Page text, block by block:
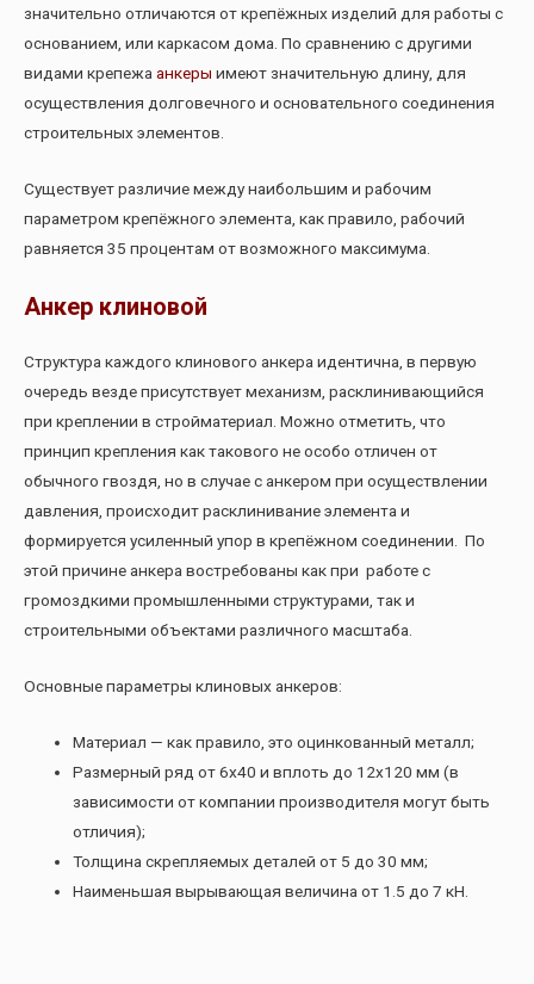
значительно отличаются от крепёжных изделий для работы с
основанием, или каркасом дома. По сравнению с другими
видами крепежа анкеры имеют значительную длину, для
осуществления долговечного и основательного соединения
строительных элементов.
Существует различие между наибольшим и рабочим
параметром крепёжного элемента, как правило, рабочий
равняется 35 процентам от возможного максимума.
Анкер клиновой
Структура каждого клинового анкера идентична, в первую
очередь везде присутствует механизм, расклинивающийся
при креплении в стройматериал. Можно отметить, что
принцип крепления как такового не особо отличен от
обычного гвоздя, но в случае с анкером при осуществлении
давления, происходит расклинивание элемента и
формируется усиленный упор в крепёжном соединении. По
этой причине анкера востребованы как при работе с
громоздкими промышленными структурами, так и
строительными объектами различного масштаба.
Основные параметры клиновых анкеров:
Материал — как правило, это оцинкованный металл;
Размерный ряд от 6х40 и вплоть до 12х120 мм (в
зависимости от компании производителя могут быть
отличия);
Толщина скрепляемых деталей от 5 до 30 мм;
Наименьшая вырывающая величина от 1.5 до 7 кН.